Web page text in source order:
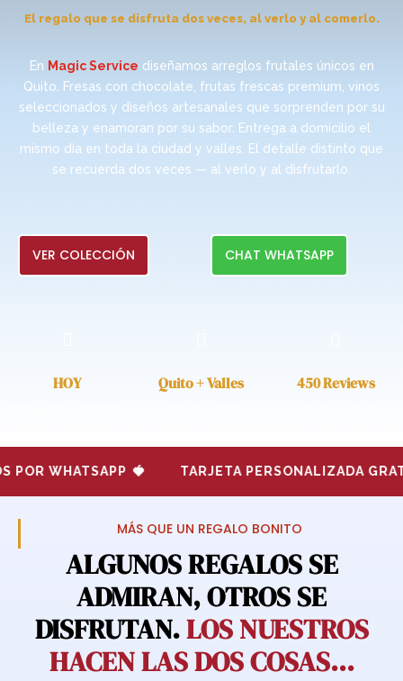
El regalo que se disfruta dos veces, al verlo y al comerlo.
En Magic Service diseñamos arreglos frutales únicos en
Quito. Fresas con chocolate, frutas frescas premium, vinos
seleccionados y diseños artesanales que sorprenden por su
belleza y enamoran por su sabor. Entrega a domicilio el
mismo día en toda la ciudad y valles. El detalle distinto que
se recuerda dos veces — al verlo y al disfrutarlo.
VER COLECCIÓN CHAT WHATSAPP
HOY Quito + Valles 450 Reviews
WHATSAPP 🍓 TARJETA PERSONALIZADA GRATIS 🍓
MÁS QUE UN REGALO BONITO
ALGUNOS REGALOS SE
ADMIRAN, OTROS SE
DISFRUTAN.LOS NUESTROS
HACEN LAS DOS COSAS…